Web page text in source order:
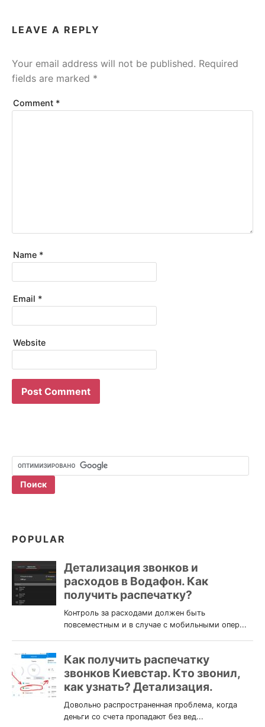
LEAVE A REPLY
Your email address will not be published. Required
fields are marked *
Comment *
Name *
Email *
Website
POPULAR